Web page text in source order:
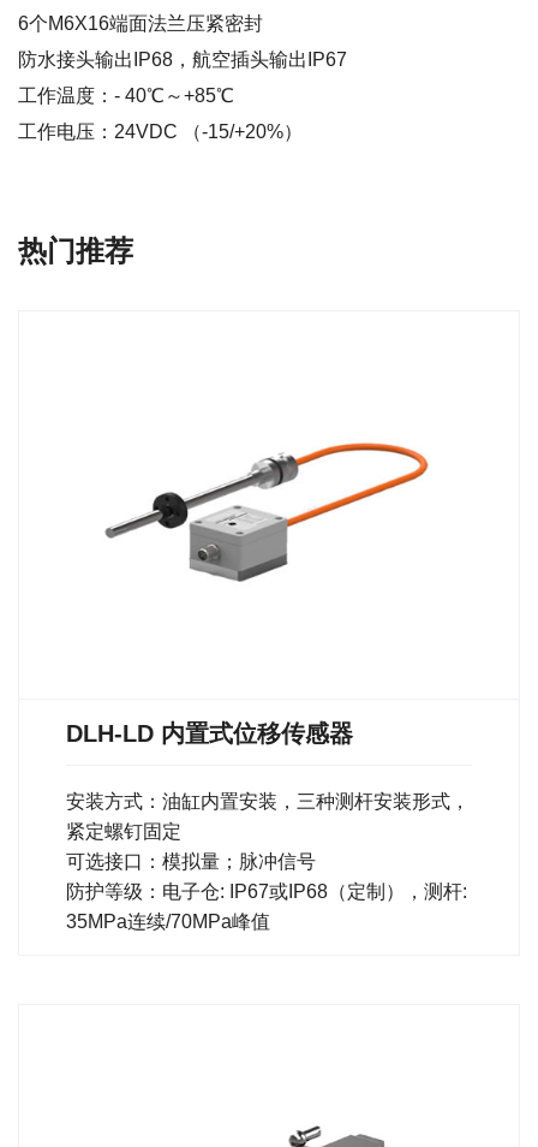
6个M6X16端面法兰压紧密封
防水接头输出IP68，航空插头输出IP67
工作温度：- 40℃～+85℃
工作电压：24VDC （-15/+20%）
热门推荐
DLH-LD 内置式位移传感器
安装方式：油缸内置安装，三种测杆安装形式，
紧定螺钉固定
可选接口：模拟量；脉冲信号
防护等级：电子仓: IP67或IP68（定制），测杆:
35MPa连续/70MPa峰值